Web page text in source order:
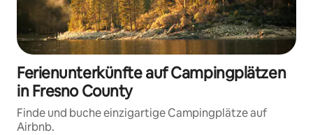
Ferienunterkünfte auf Campingplätzen
in Fresno County
Finde und buche einzigartige Campingplätze auf
Airbnb.